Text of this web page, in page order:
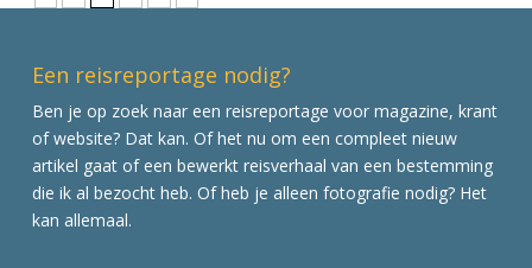
Een reisreportage nodig?
Ben je op zoek naar een reisreportage voor magazine, krant
of website? Dat kan. Of het nu om een compleet nieuw
artikel gaat of een bewerkt reisverhaal van een bestemming
die ik al bezocht heb. Of heb je alleen fotografie nodig? Het
kan allemaal.